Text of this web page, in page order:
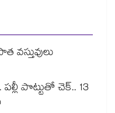
వస్తువులు
పొట్టుతో చెక్.. 13